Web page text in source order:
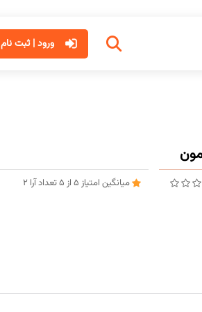
ورود | ثبت نام
میانگین امتیاز 5 از 5تعداد آرا 2